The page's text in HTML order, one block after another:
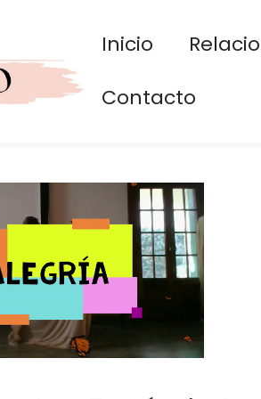
Inicio
Contacto